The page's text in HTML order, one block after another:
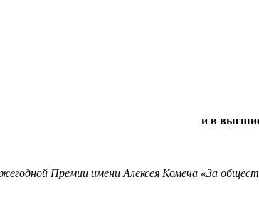
и в
Премии имени Алексея Комеча «За